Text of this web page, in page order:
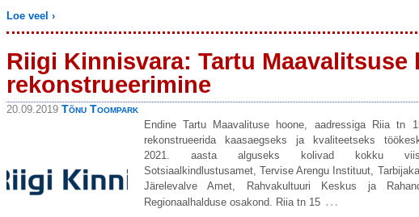
Loe veel ›
Riigi Kinnisvara: Tartu Maavalitsuse
rekonstrueerimine
20.09.2019 Tõnu Toompark
Endine Tartu Maavalituse hoone, aadressiga Riia tn
rekonstrueerida kaasaegseks ja kvaliteetseks
2021. aasta alguseks kolivad kokku viis
Sotsiaalkindlustusamet, Tervise Arengu Instituut,
Järelevalve Amet, Rahvakultuuri Keskus ja
Regionaalhalduse osakond. Riia tn 15 …